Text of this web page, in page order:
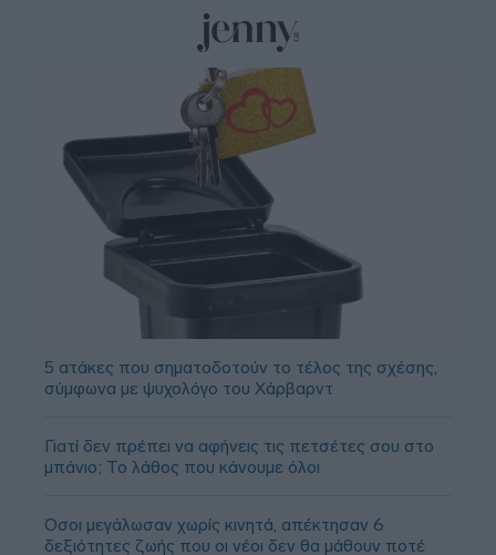
5 ατάκες που σηματοδοτούν το τέλος της σχέσης,
σύμφωνα με ψυχολόγο του Χάρβαρντ
Γιατί δεν πρέπει να αφήνεις τις πετσέτες σου στο
μπάνιο; Το λάθος που κάνουμε όλοι
Όσοι μεγάλωσαν χωρίς κινητά, απέκτησαν 6
δεξιότητες ζωής που οι νέοι δεν θα μάθουν ποτέ